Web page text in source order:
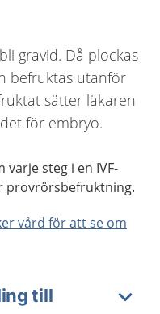
gravid. Då plockas
befruktas utanför
sätter läkaren
för embryo.
varje steg i en IVF-
provrörsbefruktning.
vård för att se om
till